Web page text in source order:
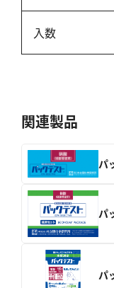
入数
関連製品
パ
パ
パ
硬度
カルシウム
塩素
亜塩素酸ナト
二酸化塩素
遊離残留塩素
総残留塩素
硫黄